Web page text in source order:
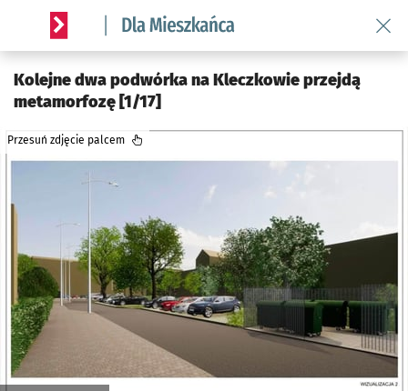
Serwis informacyjny wroclaw.pl podserwis: Dla mieszkańca
Kolejne dwa podwórka na Kleczkowie przejdą
metamorfozę [1/17]
Przesuń zdjęcie palcem